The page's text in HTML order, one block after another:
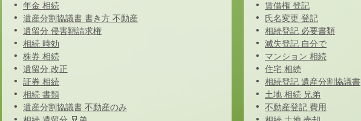
年金 相続
遺産分割協議書 書き方 不動産
遺留分 侵害額請求権
相続 時効
株券 相続
遺留分 改正
証券 相続
相続 書類
遺産分割協議書 不動産のみ
賃借権 登記
氏名変更 登記
相続登記 必要書類
滅失登記 自分で
マンション 相続
住宅 相続
相続登記 遺産分割協議書
土地 相続 兄弟
不動産登記 費用